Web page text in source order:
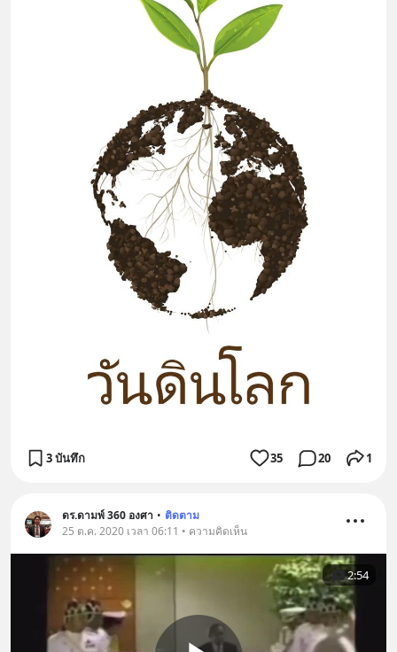
3 บันทึก 35 20 1
ดร.ดามพ์ 360 องศา • ติดตาม
25 ต.ค. 2020 เวลา 06:11 • ความคิดเห็น
2:54